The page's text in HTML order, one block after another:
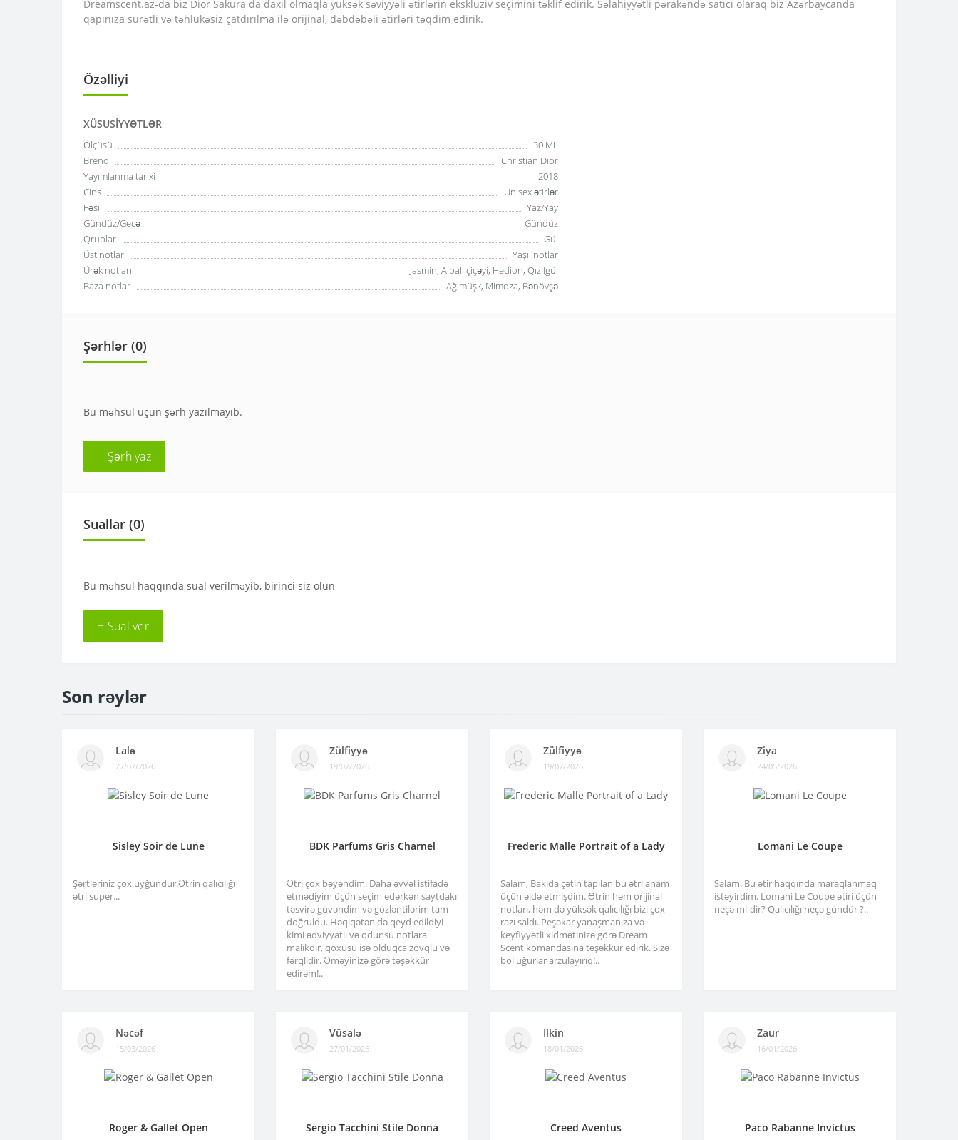
Dreamscent.az-da biz Dior Sakura da daxil olmaqla yüksək səviyyəli ətirlərin eksklüziv seçimini təklif edirik. Səlahiyyətli pərakəndə satıcı olaraq biz Azərbaycanda
qapınıza sürətli və təhlükəsiz çatdırılma ilə orijinal, dəbdəbəli ətirləri təqdim edirik.
Özəlliyi
XÜSUSIYYƏTLƏR
Ölçüsü
30 ML
Brend
Christian Dior
Yayımlanma tarixi
2018
Cins
Unisex ətirlər
Fəsil
Yaz/Yay
Gündüz/Gecə
Gündüz
Qruplar
Gül
Üst notlar
Yaşıl notlar
Ürək notları
Jasmin, Albalı çiçəyi, Hedion, Qızılgül
Baza notlar
Ağ müşk, Mimoza, Bənövşə
Şərhlər (0)
Bu məhsul üçün şərh yazılmayıb.
+ Şərh yaz
Suallar (0)
Bu məhsul haqqında sual verilməyib, birinci siz olun
+ Sual ver
Son rəylər
Lalə
27/07/2026
Sisley Soir de Lune
Şərtləriniz çox uyğundur.Ətrin qalıcılığı
ətri super...
Zülfiyyə
19/07/2026
BDK Parfums Gris Charnel
Ətri çox bəyəndim. Daha əvvəl istifadə
etmədiyim üçün seçim edərkən saytdakı
təsvirə güvəndim və gözləntilərim tam
doğruldu. Həqiqətən də qeyd edildiyi
kimi ədviyyatlı və odunsu notlara
malikdir, qoxusu isə olduqca zövqlü və
fərqlidir. Əməyinizə görə təşəkkür
edirəm!..
Zülfiyyə
19/07/2026
Frederic Malle Portrait of a Lady
Salam, Bakıda çətin tapılan bu ətri anam
üçün əldə etmişdim. Ətrin həm orijinal
notları, həm də yüksək qalıcılığı bizi çox
razı saldı. Peşəkar yanaşmanıza və
keyfiyyətli xidmətinizə görə Dream
Scent komandasına təşəkkür edirik. Sizə
bol uğurlar arzulayırıq!..
Ziya
24/05/2026
Lomani Le Coupe
Salam. Bu ətir haqqında maraqlanmaq
istəyirdim. Lomani Le Coupe ətiri üçün
neçə ml-dir? Qalıcılığı neçə gündür ?..
Nəcəf
15/03/2026
Roger & Gallet Open
Vüsalə
27/01/2026
Sergio Tacchini Stile Donna
Ilkin
18/01/2026
Creed Aventus
Zaur
16/01/2026
Paco Rabanne Invictus